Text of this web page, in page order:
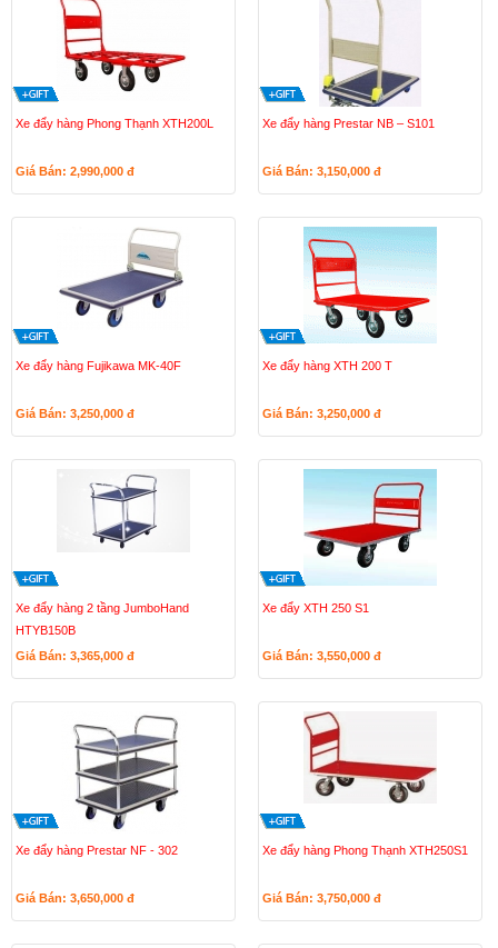
Xe đẩy hàng Phong Thạnh XTH200L
Giá Bán: 2,990,000 đ
Xe đẩy hàng Prestar NB – S101
Giá Bán: 3,150,000 đ
Xe đẩy hàng Fujikawa MK-40F
Giá Bán: 3,250,000 đ
Xe đẩy hàng XTH 200 T
Giá Bán: 3,250,000 đ
Xe đẩy hàng 2 tầng JumboHand
HTYB150B
Giá Bán: 3,365,000 đ
Xe đẩy XTH 250 S1
Giá Bán: 3,550,000 đ
Xe đẩy hàng Prestar NF - 302
Giá Bán: 3,650,000 đ
Xe đẩy hàng Phong Thạnh XTH250S1
Giá Bán: 3,750,000 đ